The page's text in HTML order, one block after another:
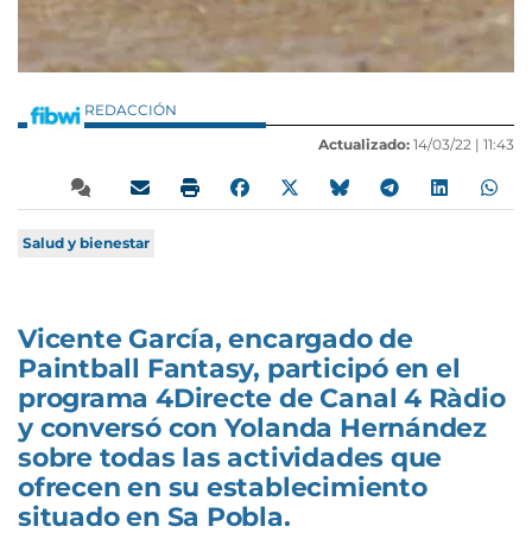
REDACCIÓN
Actualizado: 14/03/22 | 11:43
Salud y bienestar
Vicente García, encargado de
Paintball Fantasy, participó en el
programa 4Directe de Canal 4 Ràdio
y conversó con Yolanda Hernández
sobre todas las actividades que
ofrecen en su establecimiento
situado en Sa Pobla.